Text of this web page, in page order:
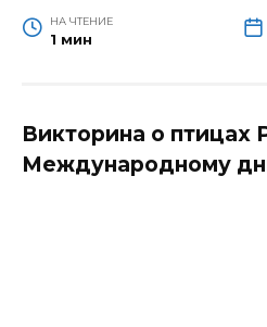
НА ЧТЕНИЕ
1 мин
Викторина о птицах
Международному